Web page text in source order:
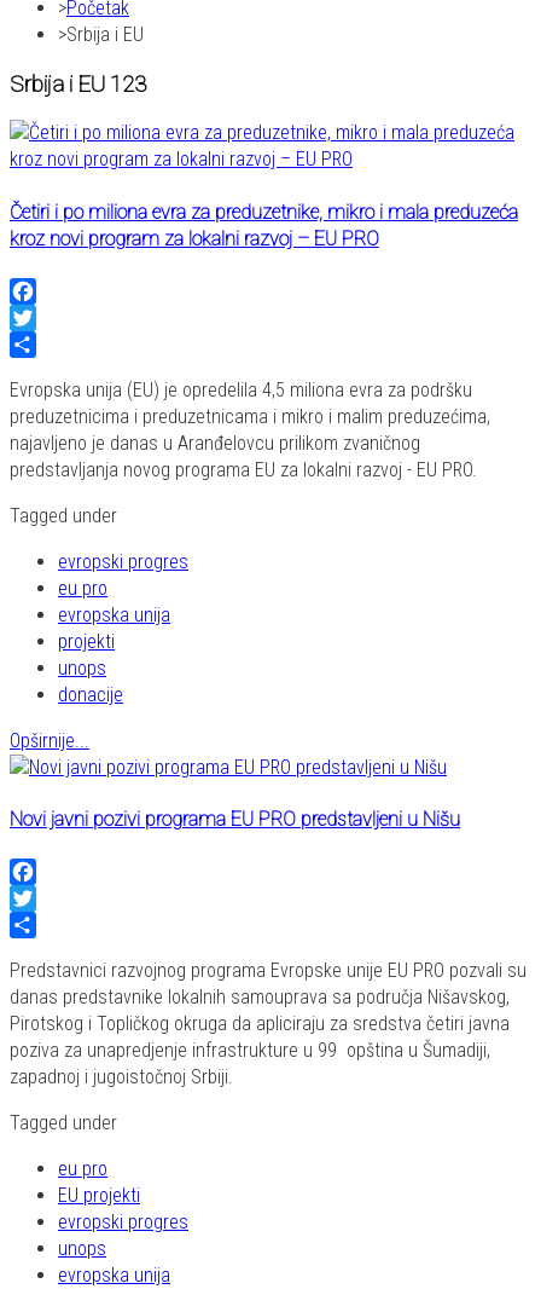
Početak
Srbija i EU
Srbija i EU 123
Četiri i po miliona evra za preduzetnike, mikro i mala preduzeća
kroz novi program za lokalni razvoj – EU PRO
Facebook
Twitter
Evropska unija (EU) je opredelila 4,5 miliona evra za podršku
preduzetnicima i preduzetnicama i mikro i malim preduzećima,
najavljeno je danas u Aranđelovcu prilikom zvaničnog
predstavljanja novog programa EU za lokalni razvoj - EU PRO.
Tagged under
evropski progres
eu pro
evropska unija
projekti
unops
donacije
Opširnije...
Novi javni pozivi programa EU PRO predstavljeni u Nišu
Facebook
Twitter
Predstavnici razvojnog programa Evropske unije EU PRO pozvali su
danas predstavnike lokalnih samouprava sa područja Nišavskog,
Pirotskog i Topličkog okruga da apliciraju za sredstva četiri javna
poziva za unapredjenje infrastrukture u 99 opština u Šumadiji,
zapadnoj i jugoistočnoj Srbiji.
Tagged under
eu pro
EU projekti
evropski progres
unops
evropska unija